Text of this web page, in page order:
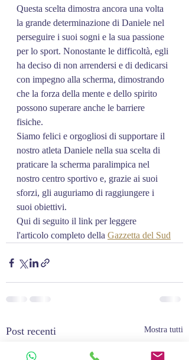
Questa scelta dimostra ancora una volta
la grande determinazione di Daniele nel
perseguire i suoi sogni e la sua passione
per lo sport. Nonostante le difficoltà, egli
ha deciso di non arrendersi e di dedicarsi
con impegno alla scherma, dimostrando
che la forza della mente e dello spirito
possono superare anche le barriere
fisiche.
Siamo felici e orgogliosi di supportare il
nostro atleta Daniele nella sua scelta di
praticare la scherma paralimpica nel
nostro centro sportivo e, grazie ai suoi
sforzi, gli auguriamo di raggiungere i
suoi obiettivi.
Qui di seguito il link per leggere
l'articolo completo della Gazzetta del Sud
Post recenti Mostra tutti